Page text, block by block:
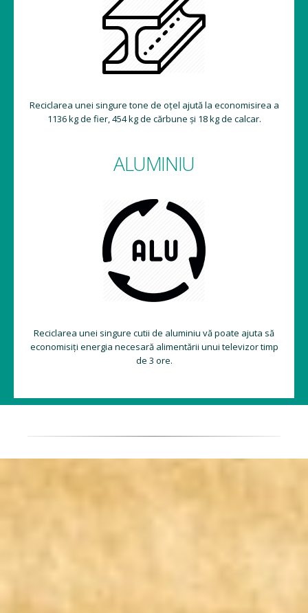
Reciclarea unei singure tone de oțel ajută la economisirea a
1136 kg de fier, 454 kg de cărbune și 18 kg de calcar.
ALUMINIU
Reciclarea unei singure cutii de aluminiu vă poate ajuta să
economisiți energia necesară alimentării unui televizor timp
de 3 ore.